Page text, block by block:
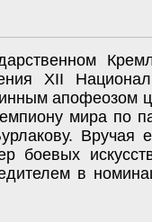
XII
апофеозом
мира по
Вручая
боевых
в